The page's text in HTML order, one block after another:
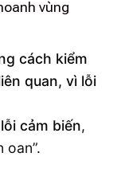
vùng
cách kiểm
quan, vì lỗi
cảm biến,
oan”.